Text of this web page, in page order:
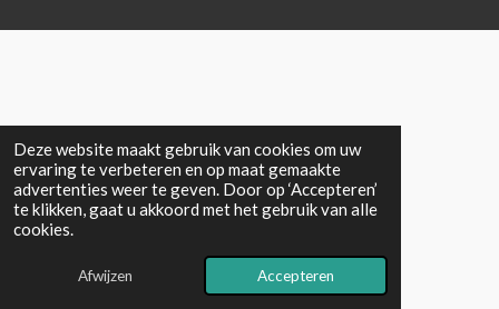
Deze website maakt gebruik van cookies om uw
ervaring te verbeteren en op maat gemaakte
advertenties weer te geven. Door op ‘Accepteren’
te klikken, gaat u akkoord met het gebruik van alle
cookies.
Afwijzen Accepteren